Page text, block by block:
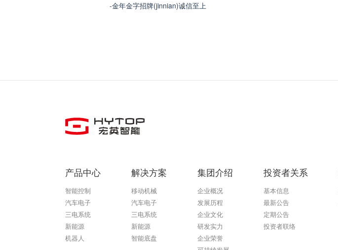
-金年金字招牌(jinnian)诚信至上
产品中心
智能控制
汽车电子
三电系统
新能源
机器人
解决方案
移动机械
汽车电子
三电系统
新能源
智能底盘
集团介绍
企业概况
发展历程
企业文化
研发实力
企业荣誉
投资者关系
基本信息
最新公告
定期公告
投资者联络